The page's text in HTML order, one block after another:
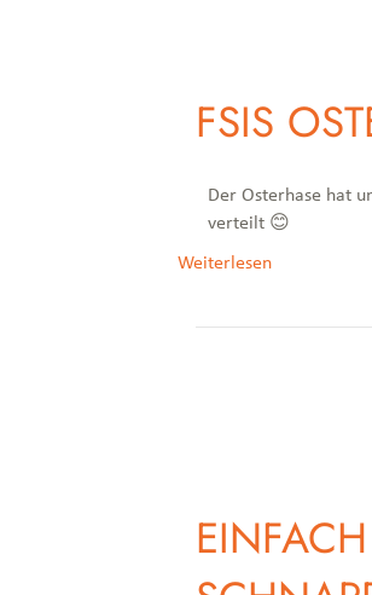
FSIS
Der Osterhase hat
verteilt 😊
Weiterlesen